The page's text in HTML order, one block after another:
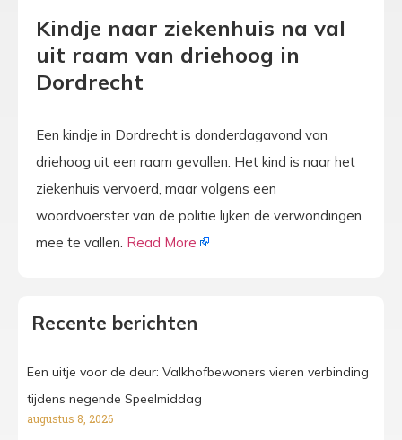
Kindje naar ziekenhuis na val
uit raam van driehoog in
Dordrecht
Een kindje in Dordrecht is donderdagavond van
driehoog uit een raam gevallen. Het kind is naar het
ziekenhuis vervoerd, maar volgens een
woordvoerster van de politie lijken de verwondingen
mee te vallen. Read More
Recente berichten
Een uitje voor de deur: Valkhofbewoners vieren verbinding
tijdens negende Speelmiddag
augustus 8, 2026